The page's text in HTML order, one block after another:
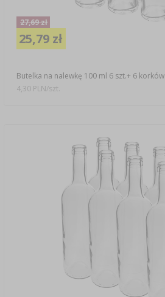
Butelka na nalewkę 100 ml 6 szt.+ 6 korków
27,69 zł
25,79 zł
4,30 PLN/szt.